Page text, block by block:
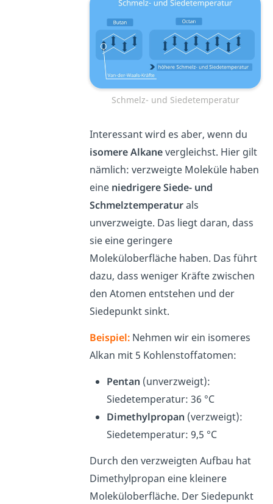
Schmelz- und Siedetemperatur
Interessant wird es aber, wenn du
isomere Alkanevergleichst. Hier gilt
nämlich: verzweigte Moleküle haben
eine niedrigere Siede- und
Schmelztemperaturals
unverzweigte. Das liegt daran, dass
sie eine geringere
Moleküloberfläche haben. Das führt
dazu, dass weniger Kräfte zwischen
den Atomen entstehen und der
Siedepunkt sinkt.
Beispiel: Nehmen wir ein isomeres
Alkan mit 5 Kohlenstoffatomen:
Pentan (unverzweigt):
Siedetemperatur: 36 °C
Dimethylpropan (verzweigt):
Siedetemperatur: 9,5 °C
Durch den verzweigten Aufbau hat
Dimethylpropan eine kleinere
Moleküloberfläche. Der Siedepunkt